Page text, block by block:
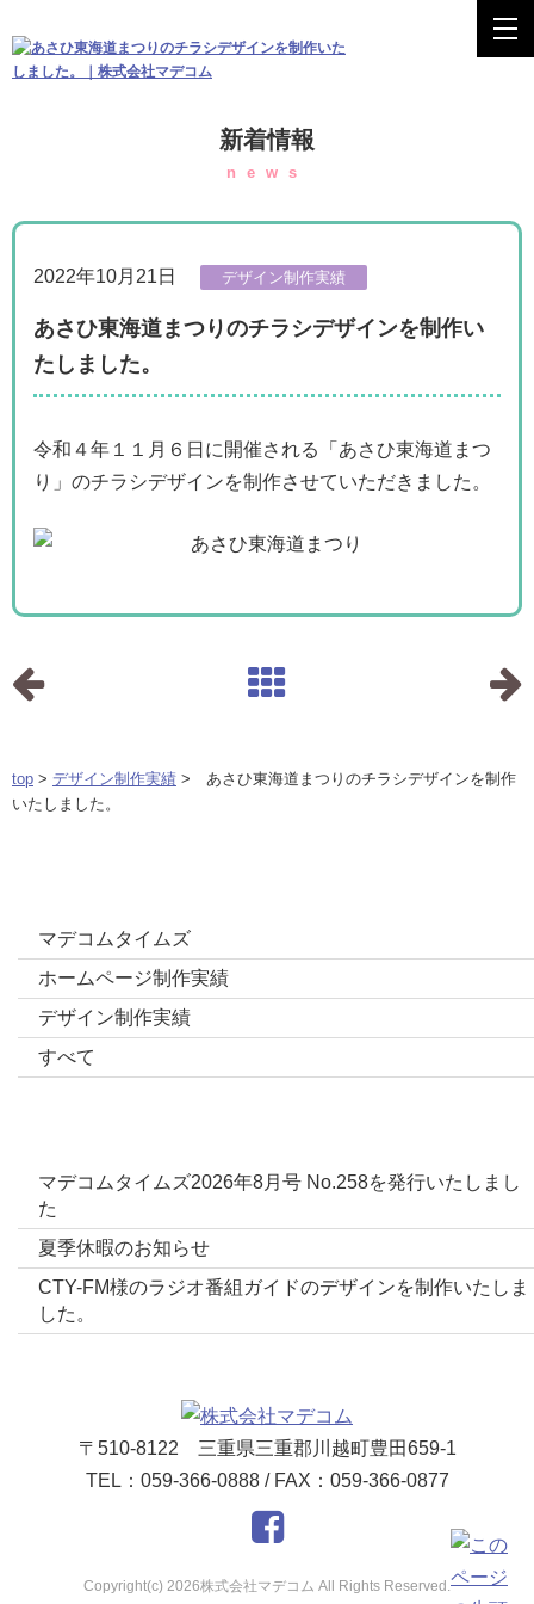
新着情報
news
2022年10月21日 デザイン制作実績
あさひ東海道まつりのチラシデザインを制作い
たしました。
令和４年１１月６日に開催される「あさひ東海道まつ
り」のチラシデザインを制作させていただきました。
top > デザイン制作実績 > あさひ東海道まつりのチラシデザインを制作
いたしました。
マデコムタイムズ
ホームページ制作実績
デザイン制作実績
すべて
マデコムタイムズ2026年8月号 No.258を発行いたしまし
た
夏季休暇のお知らせ
CTY-FM様のラジオ番組ガイドのデザインを制作いたしま
した。
〒510-8122 三重県三重郡川越町豊田659-1
TEL：059-366-0888 / FAX：059-366-0877
Copyright(c) 2026株式会社マデコム All Rights Reserved.